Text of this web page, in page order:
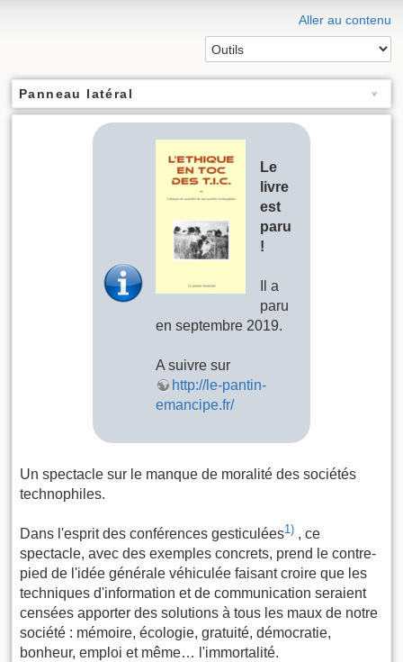
Aller au contenu
Panneau latéral
Le
livre
est
paru
!
Il a
paru
en septembre 2019.
A suivre sur
http://le-pantin-
emancipe.fr/
Un spectacle sur le manque de moralité des sociétés
technophiles.
Dans l'esprit des conférences gesticulées1) , ce
spectacle, avec des exemples concrets, prend le contre-
pied de l'idée générale véhiculée faisant croire que les
techniques d'information et de communication seraient
censées apporter des solutions à tous les maux de notre
société : mémoire, écologie, gratuité, démocratie,
bonheur, emploi et même… l'immortalité.